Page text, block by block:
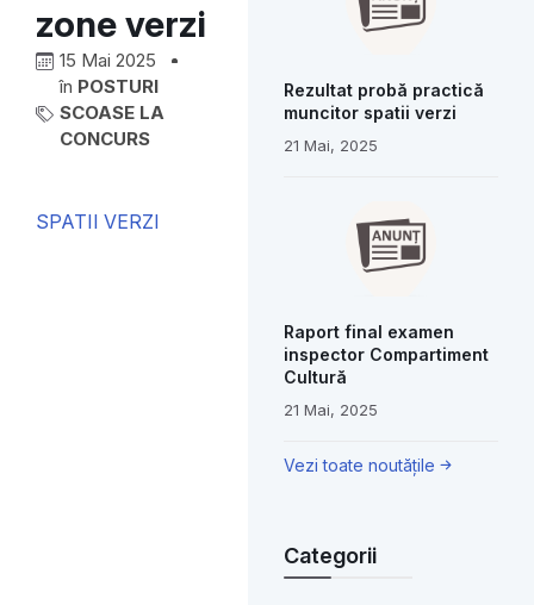
zone verzi
15 Mai 2025
în POSTURI
SCOASE LA
CONCURS
SPATII VERZI
Rezultat probă practică
muncitor spatii verzi
21 Mai, 2025
Raport final examen
inspector Compartiment
Cultură
21 Mai, 2025
Vezi toate noutățile
Categorii